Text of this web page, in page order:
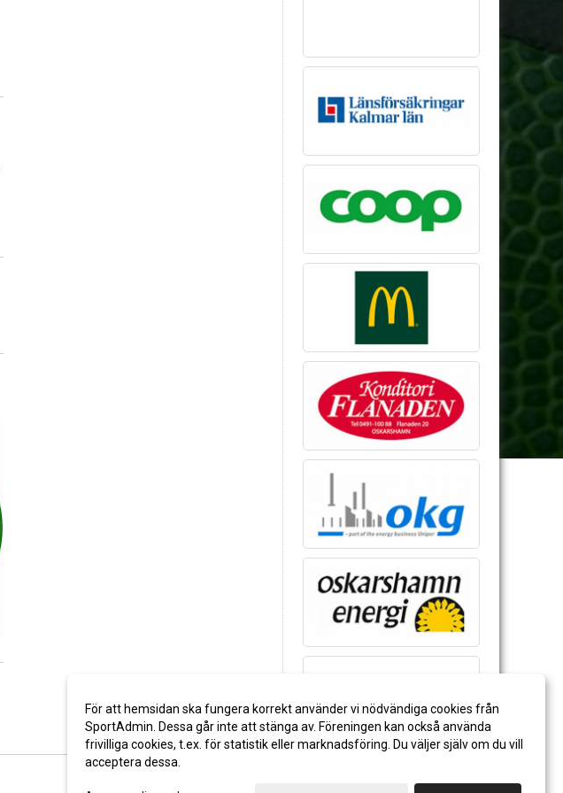
För att hemsidan ska fungera korrekt använder vi nödvändiga cookies från
SportAdmin. Dessa går inte att stänga av. Föreningen kan också använda
frivilliga cookies, t.ex. för statistik eller marknadsföring. Du väljer själv om du vill
acceptera dessa.